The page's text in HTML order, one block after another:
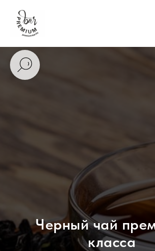
Черный чай
класса